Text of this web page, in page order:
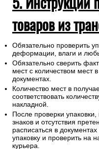
товаров из
Обязательно проверить
деформации, влаги и
Обязательно сверить
мест с количеством мест
документах.
Количество мест в
соответствовать
накладной.
После проверки
знаков и отсутствия
расписаться в
упаковку и проверить на
курьера.